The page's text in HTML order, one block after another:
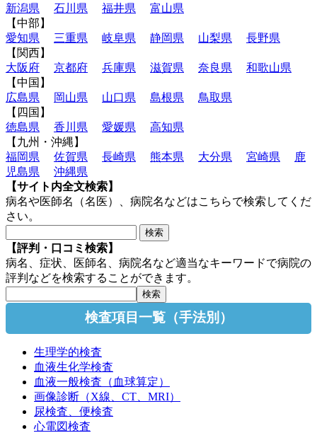
新潟県
石川県 福井県
富山県
【中部】
愛知県
三重県 岐阜県 静岡県 山梨県
長野県
【関西】
大阪府
京都府 兵庫県 滋賀県 奈良県
和歌山県
【中国】
広島県
岡山県 山口県 島根県
鳥取県
【四国】
徳島県
香川県 愛媛県
高知県
【九州・沖縄】
福岡県
佐賀県 長崎県 熊本県 大分県 宮崎県
鹿
児島県
沖縄県
【サイト内全文検索】
病名や医師名（名医）、病院名などはこちらで検索してくだ
さい。
【評判・口コミ検索】
病名、症状、医師名、病院名など適当なキーワードで病院の
評判などを検索することができます。
検査項目一覧（手法別）
生理学的検査
血液生化学検査
血液一般検査（血球算定）
画像診断（X線、CT、MRI）
尿検査、便検査
心電図検査